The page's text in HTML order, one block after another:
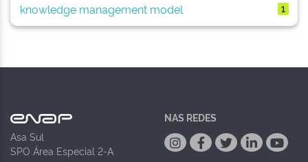
knowledge management model 1
Asa Sul
SPO Área Especial 2-A
NAS REDES